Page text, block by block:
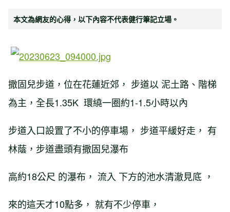
本文為網友的心得，以下內容不代表健行筆記立場。
撒固兒步道，位在花蓮近郊， 步道以 泥土路、階梯
為主，全長1.35K 環繞一圈約1-1.5小時以內
步道入口設置了不小的停車場， 步道平緩好走， 有
林蔭，步道盡頭有撒固兒瀑布
高約18公尺 的瀑布， 流入 下方的池水清澈見底 ，
來的這天才10點多， 就有不少停車，